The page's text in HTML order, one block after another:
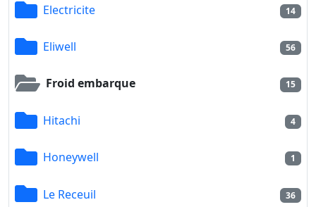
Electricite 14
Eliwell 56
Froid embarque 15
Hitachi 4
Honeywell 1
Le Receuil 36